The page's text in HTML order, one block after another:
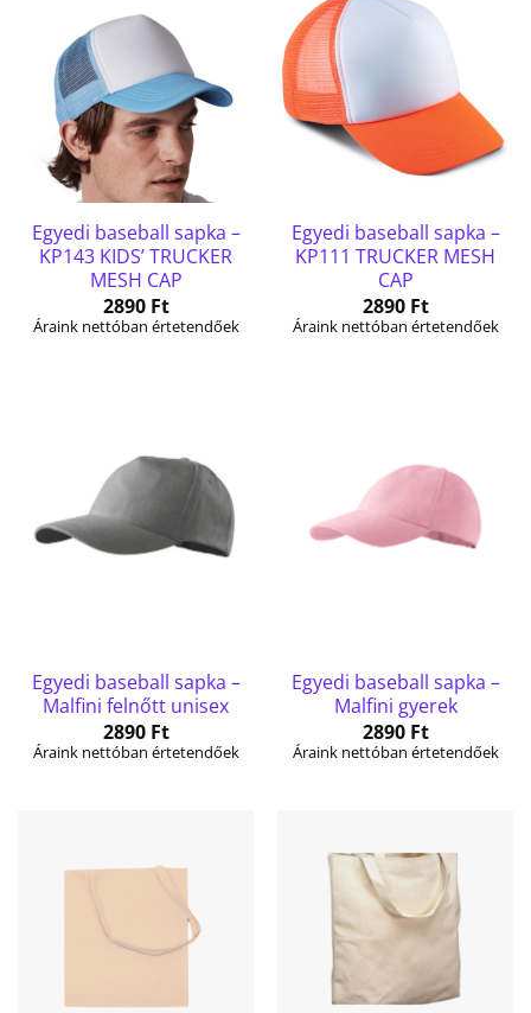
Egyedi baseball sapka –
KP143 KIDS’ TRUCKER
MESH CAP
2890 Ft
Áraink nettóban értetendőek
Egyedi baseball sapka –
KP111 TRUCKER MESH
CAP
2890 Ft
Áraink nettóban értetendőek
Egyedi baseball sapka –
Malfini felnőtt unisex
2890 Ft
Áraink nettóban értetendőek
Egyedi baseball sapka –
Malfini gyerek
2890 Ft
Áraink nettóban értetendőek